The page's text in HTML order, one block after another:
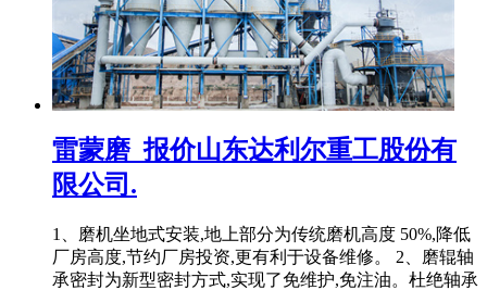
雷蒙磨_报价山东达利尔重工股份有
限公司.
1、磨机坐地式安装,地上部分为传统磨机高度 50%,降低
厂房高度,节约厂房投资,更有利于设备维修。 2、磨辊轴
承密封为新型密封方式,实现了免维护,免注油。杜绝轴承